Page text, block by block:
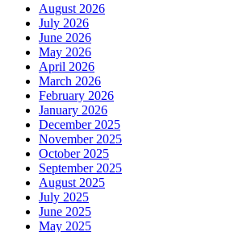
August 2026
July 2026
June 2026
May 2026
April 2026
March 2026
February 2026
January 2026
December 2025
November 2025
October 2025
September 2025
August 2025
July 2025
June 2025
May 2025